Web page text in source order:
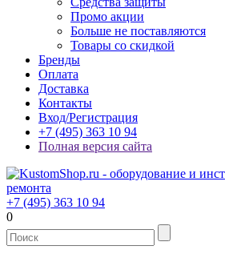
Промо акции
Больше не поставляются
Товары со скидкой
Бренды
Оплата
Доставка
Контакты
Вход/Регистрация
+7 (495) 363 10 94
Полная версия сайта
+7 (495) 363 10 94
0